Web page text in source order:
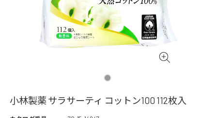
小林製薬 サラサーティ コットン100 112枚入